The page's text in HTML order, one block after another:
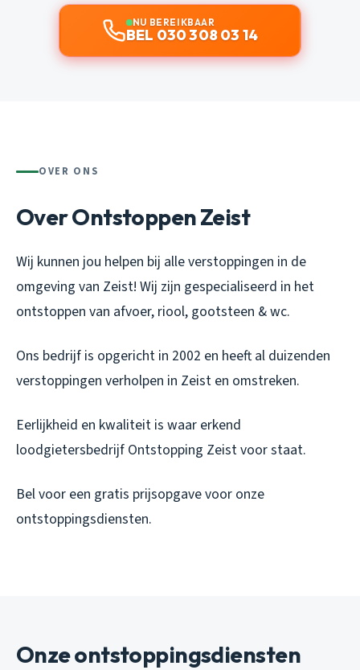
NU BEREIKBAAR
BEL 030 308 03 14
OVER ONS
Over Ontstoppen Zeist
Wij kunnen jou helpen bij alle verstoppingen in de
omgeving van Zeist! Wij zijn gespecialiseerd in het
ontstoppen van afvoer, riool, gootsteen & wc.
Ons bedrijf is opgericht in 2002 en heeft al duizenden
verstoppingen verholpen in Zeist en omstreken.
Eerlijkheid en kwaliteit is waar erkend
loodgietersbedrijf Ontstopping Zeist voor staat.
Bel voor een gratis prijsopgave voor onze
ontstoppingsdiensten.
Onze ontstoppingsdiensten